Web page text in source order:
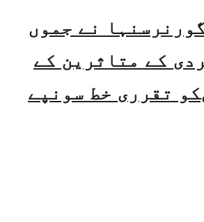
نے جموں
کے متاثرین کے
تقرری خط سونپے